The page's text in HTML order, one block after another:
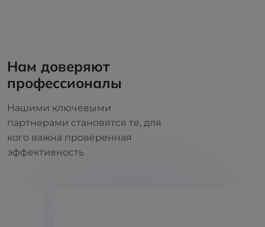
Нам доверяют
профессионалы
Нашими ключевыми
партнерами становятся те, для
кого важна проверенная
эффективность